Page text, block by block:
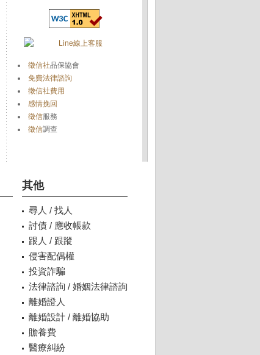
徵信社品保協會
免費法律諮詢
徵信社費用
感情挽回
徵信服務
徵信調查
其他
尋人 / 找人
討債 / 應收帳款
跟人 / 跟蹤
侵害配偶權
投資詐騙
法律諮詢 / 婚姻法律諮詢
離婚證人
離婚設計 / 離婚協助
贍養費
醫療糾紛